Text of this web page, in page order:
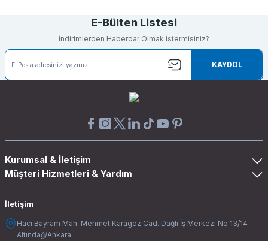
E-Bülten Listesi
İndirimlerden Haberdar Olmak İstermisiniz?
KAYDOL
Kurumsal & İletişim
Müşteri Hizmetleri & Yardım
İletişim
Hacı Bayram Mah. Mehmet Karagöz Cad. Dağlı İş Merkezi No:13/14
Altındağ/Ankara